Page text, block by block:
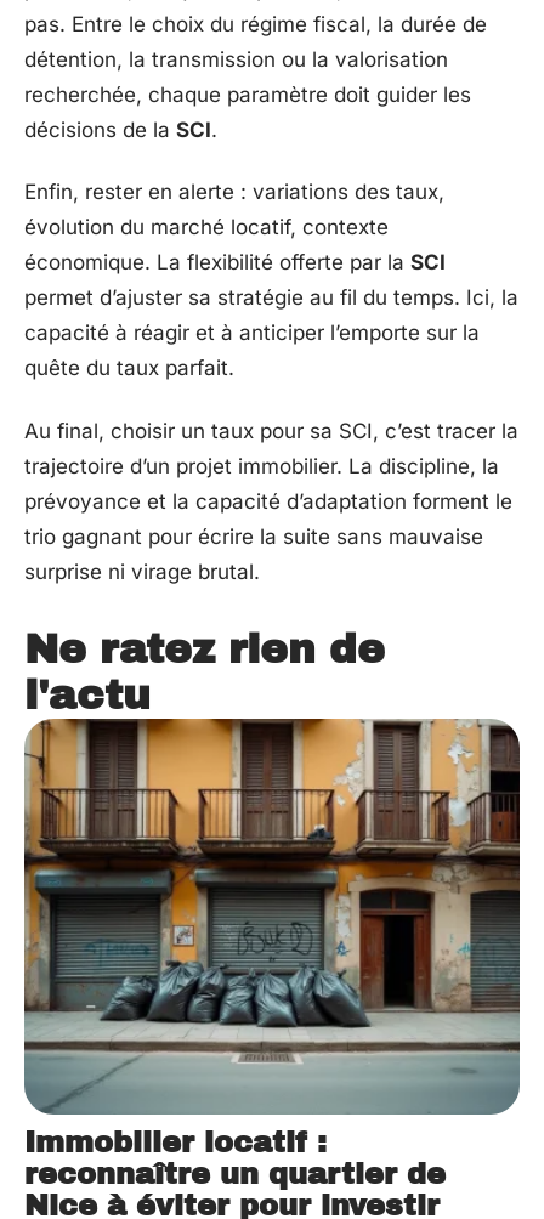
pas. Entre le choix du régime fiscal, la durée de
détention, la transmission ou la valorisation
recherchée, chaque paramètre doit guider les
décisions de la SCI.
Enfin, rester en alerte : variations des taux,
évolution du marché locatif, contexte
économique. La flexibilité offerte par la SCI
permet d’ajuster sa stratégie au fil du temps. Ici, la
capacité à réagir et à anticiper l’emporte sur la
quête du taux parfait.
Au final, choisir un taux pour sa SCI, c’est tracer la
trajectoire d’un projet immobilier. La discipline, la
prévoyance et la capacité d’adaptation forment le
trio gagnant pour écrire la suite sans mauvaise
surprise ni virage brutal.
Ne ratez rien de
l'actu
Immobilier locatif :
reconnaître un quartier de
Nice à éviter pour investir